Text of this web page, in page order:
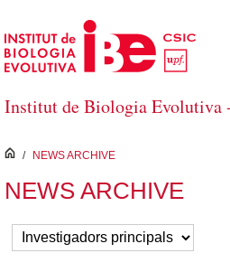
Salta al contingut principal
Institut de Biologia Evolutiva
inici
/ NEWS ARCHIVE
NEWS ARCHIVE